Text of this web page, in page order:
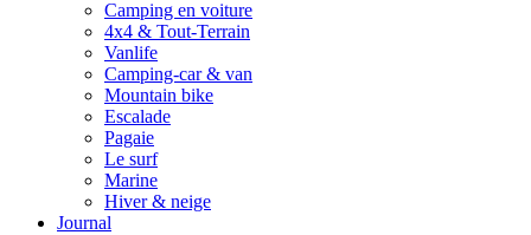
Camping en voiture
4x4 & Tout-Terrain
Vanlife
Camping-car & van
Mountain bike
Escalade
Pagaie
Le surf
Marine
Hiver & neige
Journal